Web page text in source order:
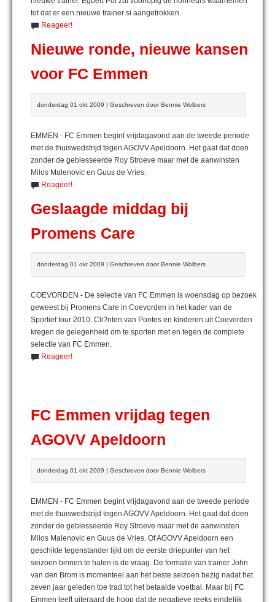
tot dat er een nieuwe trainer si aangetrokken.
Reageer!
Nieuwe ronde, nieuwe kansen
voor FC Emmen
donderdag 01 okt 2009 | Geschreven door Bennie Wolbers
EMMEN - FC Emmen begint vrijdagavond aan de tweede periode
met de thuiswedstrijd tegen AGOVV Apeldoorn. Het gaat dat doen
zonder de geblesseerde Roy Stroeve maar met de aanwinsten
Milos Malenovic en Guus de Vries.
Reageer!
Geslaagde middag bij
Promens Care
donderdag 01 okt 2009 | Geschreven door Bennie Wolbers
COEVORDEN - De selectie van FC Emmen is woensdag op bezoek
geweest bij Promens Care in Coevorden in het kader van de
Sportief tour 2010. Cli?nten van Pontes en kinderen uit Coevorden
kregen de gelegenheid om te sporten met en tegen de complete
selectie van FC Emmen.
Reageer!
FC Emmen vrijdag tegen
AGOVV Apeldoorn
donderdag 01 okt 2009 | Geschreven door Bennie Wolbers
EMMEN - FC Emmen begint vrijdagavond aan de tweede periode
met de thuiswedstrijd tegen AGOVV Apeldoorn. Het gaat dat doen
zonder de geblesseerde Roy Stroeve maar met de aanwinsten
Milos Malenovic en Guus de Vries. Of AGOVV Apeldoorn een
geschikte tegenstander lijkt om de eerste driepunter van het
seizoen binnen te halen is de vraag. De formatie van trainer John
van den Brom is momenteel aan het beste seizoen bezig nadat het
zeven jaar geleden toe trad tot het betaalde voetbal. Maar bij FC
Emmen leeft uiteraard de hoop dat de negatieve reeks eindelijk